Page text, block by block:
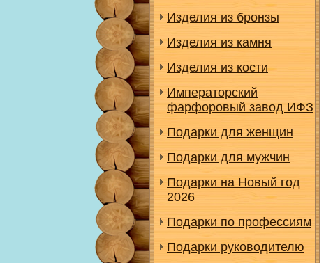
Изделия из бронзы
Изделия из камня
Изделия из кости
Императорский
фарфоровый завод ИФЗ
Подарки для женщин
Подарки для мужчин
Подарки на Новый год
2026
Подарки по профессиям
Подарки руководителю